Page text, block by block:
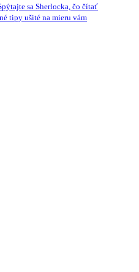
sa Sherlocka, čo čítať
tipy ušité na mieru vám